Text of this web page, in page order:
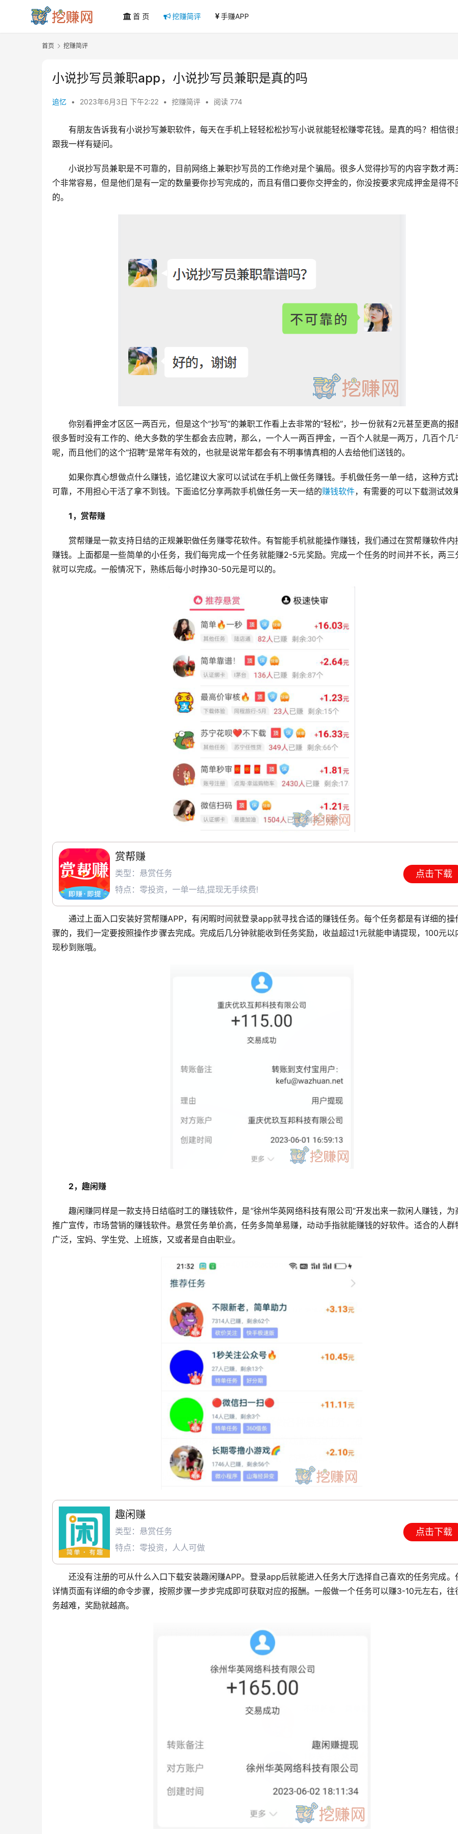
首 页 挖赚简评 手赚APP
首页 挖赚简评
小说抄写员兼职app，小说抄写员兼职是真的吗
追忆 • 2023年6月3日 下午2:22 • 挖赚简评 • 阅读 774
有朋友告诉我有小说抄写兼职软件，每天在手机上轻轻松松抄写小说就能轻松赚零花钱。是真的吗？相信很
跟我一样有疑问。
小说抄写员兼职是不可靠的，目前网络上兼职抄写员的工作绝对是个骗局。很多人觉得抄写的内容字数才两
个非常容易，但是他们是有一定的数量要你抄写完成的，而且有借口要你交押金的，你没按要求完成押金是得不
的。
你别看押金才区区一两百元，但是这个“抄写”的兼职工作看上去非常的“轻松”，抄一份就有2元甚至更高的报
很多暂时没有工作的、绝大多数的学生都会去应聘，那么，一个人一两百押金，一百个人就是一两万，几百个几
呢，而且他们的这个“招聘”是常年有效的，也就是说常年都会有不明事情真相的人去给他们送钱的。
如果你真心想做点什么赚钱，追忆建议大家可以试试在手机上做任务赚钱。手机做任务一单一结，这种方式
可靠，不用担心干活了拿不到钱。下面追忆分享两款手机做任务一天一结的赚钱软件，有需要的可以下载测试效
1，赏帮赚
赏帮赚是一款支持日结的正规兼职做任务赚零花软件。有智能手机就能操作赚钱，我们通过在赏帮赚软件内
赚钱。上面都是一些简单的小任务，我们每完成一个任务就能赚2-5元奖励。完成一个任务的时间并不长，两三
就可以完成。一般情况下，熟练后每小时挣30-50元是可以的。
赏帮赚
类型：悬赏任务
特点：零投资，一单一结,提现无手续费!
点击下载
通过上面入口安装好赏帮赚APP，有闲暇时间就登录app就寻找合适的赚钱任务。每个任务都是有详细的操
骤的，我们一定要按照操作步骤去完成。完成后几分钟就能收到任务奖励，收益超过1元就能申请提现，100元以
现秒到账哦。
2，趣闲赚
趣闲赚同样是一款支持日结临时工的赚钱软件，是“徐州华英网络科技有限公司”开发出来一款闲人赚钱，为
推广宣传，市场营销的赚钱软件。悬赏任务单价高，任务多简单易赚，动动手指就能赚钱的好软件。适合的人群
广泛，宝妈、学生党、上班族，又或者是自由职业。
趣闲赚
类型：悬赏任务
特点：零投资，人人可做
点击下载
还没有注册的可从什么入口下载安装趣闲赚APP。登录app后就能进入任务大厅选择自己喜欢的任务完成。
详情页面有详细的命令步骤，按照步骤一步步完成即可获取对应的报酬。一般做一个任务可以赚3-10元左右，往
务越难，奖励就越高。